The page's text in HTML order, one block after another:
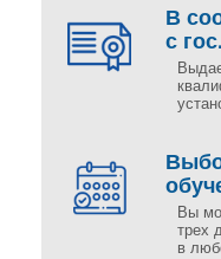
В
с
Вы
трех
в